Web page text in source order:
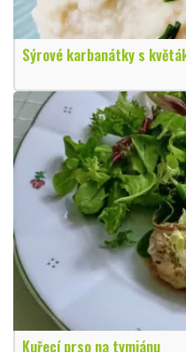
Sýrové karbanátky s
Kuřecí prso na tymiánu